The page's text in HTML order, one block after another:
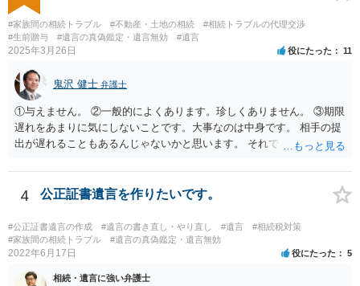
とをお勧めします。
#家族間の相続トラブル #不動産・土地の相続
#相続トラブルの代理交渉
#生前贈与
#遺言の真偽鑑定・遺言無効 #遺言
2025年3月26日 役にたった 11
鬼沢 健士 弁護士
①与えません。 ②一般的によくあります。珍しくありません。 ③期限
遅れをあまりに気にしないことです。大事なのは中身です。 相手の提
出が遅れることもあるんじゃないかと思います。 それでもあなた有利
4 公正証書遺言を作りたいです。
#公正証書遺言の作成 #遺言の書き直し・やり直し #遺言
#相続税対策
#家族間の相続トラブル
#遺言の真偽鑑定・遺言無効
2022年6月17日 役にたった 5
相続・遺言に強い弁護士